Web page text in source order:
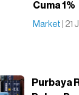
Cuma 1%
Market |
Purbaya